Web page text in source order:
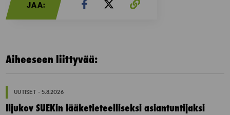
JAA:
Aiheeseen liittyvää:
UUTISET - 5.8.2026
Iljukov SUEKin lääketieteelliseksi asiantuntijaksi